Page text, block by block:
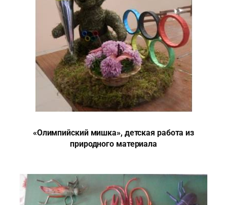
«Олимпийский мишка», детская работа из
природного материала